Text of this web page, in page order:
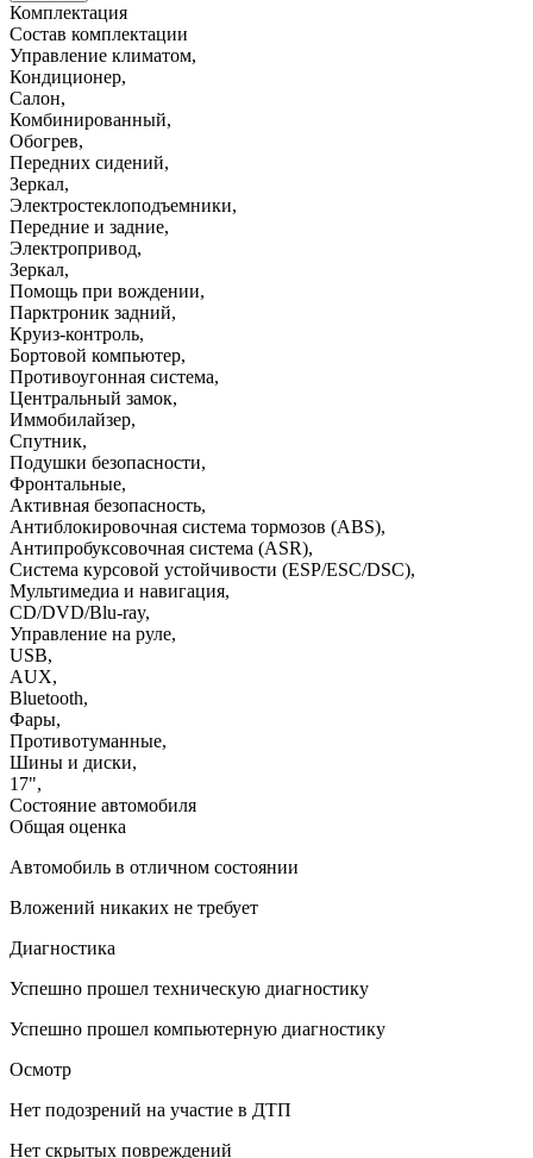
Комплектация
Состав комплектации
Управление климатом,
Кондиционер,
Салон,
Комбинированный,
Обогрев,
Передних сидений,
Зеркал,
Электростеклоподъемники,
Передние и задние,
Электропривод,
Зеркал,
Помощь при вождении,
Парктроник задний,
Круиз-контроль,
Бортовой компьютер,
Противоугонная система,
Центральный замок,
Иммобилайзер,
Спутник,
Подушки безопасности,
Фронтальные,
Активная безопасность,
Антиблокировочная система тормозов (ABS),
Антипробуксовочная система (ASR),
Система курсовой устойчивости (ESP/ESC/DSC),
Мультимедиа и навигация,
CD/DVD/Blu-ray,
Управление на руле,
USB,
AUX,
Bluetooth,
Фары,
Противотуманные,
Шины и диски,
17",
Состояние автомобиля
Общая оценка
Автомобиль в отличном состоянии
Вложений никаких не требует
Диагностика
Успешно прошел техническую диагностику
Успешно прошел компьютерную диагностику
Осмотр
Нет подозрений на участие в ДТП
Нет скрытых повреждений